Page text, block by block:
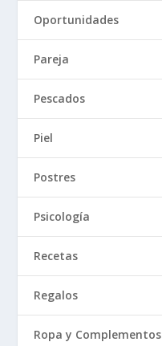
Oportunidades
Pareja
Pescados
Piel
Postres
Psicología
Recetas
Regalos
Ropa y Complementos